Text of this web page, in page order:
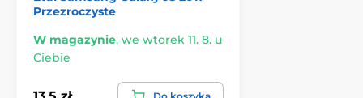
*Zdjęcia mają charakter wyłącznie informacyjny.
Aplikacja dla każdego
Przezroczyste
W magazynie, we wtorek 11. 8. u
Ciebie